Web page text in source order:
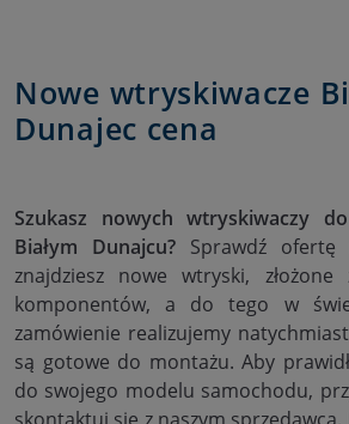
Nowe wtryskiwacze
Dunajec cena
Szukasz nowych wtryskiwaczy
Białym Dunajcu?Sprawdź ofertę
znajdziesz nowe wtryski,
komponentów, a do tego w
zamówienie realizujemy
są gotowe do montażu. Aby
do swojego modelu samochodu,